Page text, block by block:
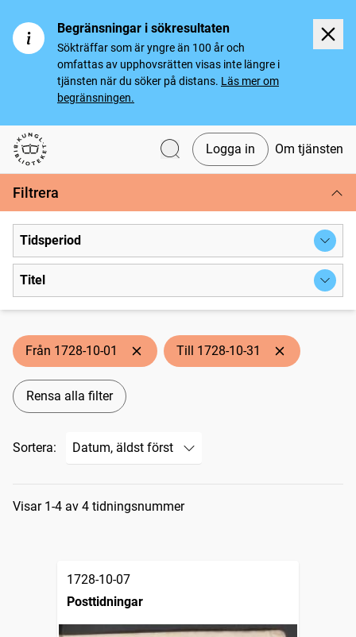
Begränsningar i sökresultaten
Sökträffar som är yngre än 100 år och
omfattas av upphovsrätten visas inte längre i
tjänsten när du söker på distans. Läs mer om
begränsningen.
Svenska tidningar
Logga in Om tjänsten
Filtrera
Tidsperiod
Titel
Från 1728-10-01 Till 1728-10-31
Rensa alla filter
Sortera:
Sökresultat
Visar 1-4 av 4 tidningsnummer
1728-10-07
Posttidningar